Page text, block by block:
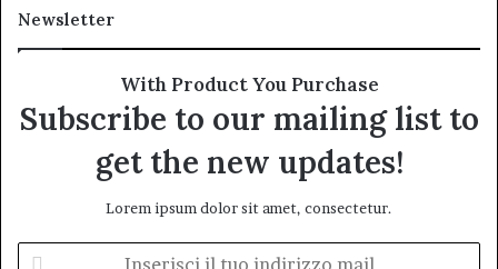
Newsletter
With Product You Purchase
Subscribe to our mailing list to
get the new updates!
Lorem ipsum dolor sit amet, consectetur.
Inserisci